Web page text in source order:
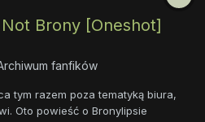
Brony [Oneshot]
fanfików
tym razem poza tematyką biura,
Oto powieść o Bronylipsie